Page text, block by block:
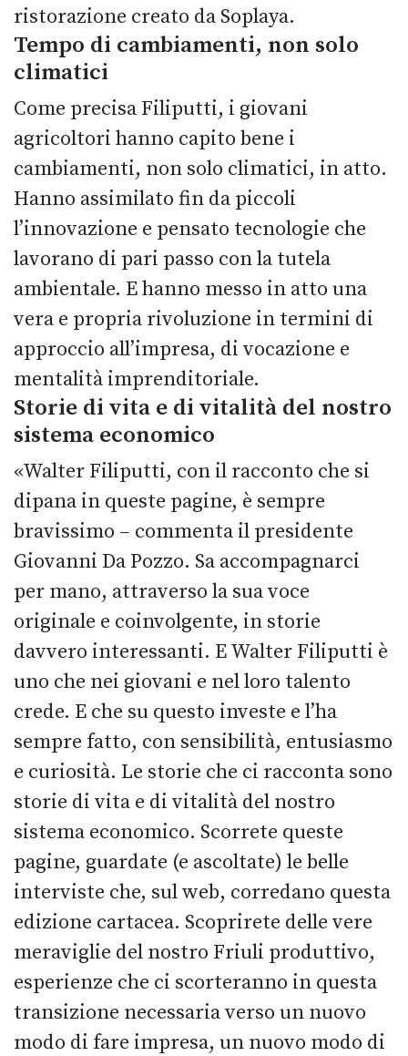
ristorazione creato da Soplaya.
Tempo di cambiamenti, non solo
climatici
Come precisa Filiputti, i giovani
agricoltori hanno capito bene i
cambiamenti, non solo climatici, in atto.
Hanno assimilato fin da piccoli
l’innovazione e pensato tecnologie che
lavorano di pari passo con la tutela
ambientale. E hanno messo in atto una
vera e propria rivoluzione in termini di
approccio all’impresa, di vocazione e
mentalità imprenditoriale.
Storie di vita e di vitalità del nostro
sistema economico
«Walter Filiputti, con il racconto che si
dipana in queste pagine, è sempre
bravissimo – commenta il presidente
Giovanni Da Pozzo. Sa accompagnarci
per mano, attraverso la sua voce
originale e coinvolgente, in storie
davvero interessanti. E Walter Filiputti è
uno che nei giovani e nel loro talento
crede. E che su questo investe e l’ha
sempre fatto, con sensibilità, entusiasmo
e curiosità. Le storie che ci racconta sono
storie di vita e di vitalità del nostro
sistema economico. Scorrete queste
pagine, guardate (e ascoltate) le belle
interviste che, sul web, corredano questa
edizione cartacea. Scoprirete delle vere
meraviglie del nostro Friuli produttivo,
esperienze che ci scorteranno in questa
transizione necessaria verso un nuovo
modo di fare impresa, un nuovo modo di